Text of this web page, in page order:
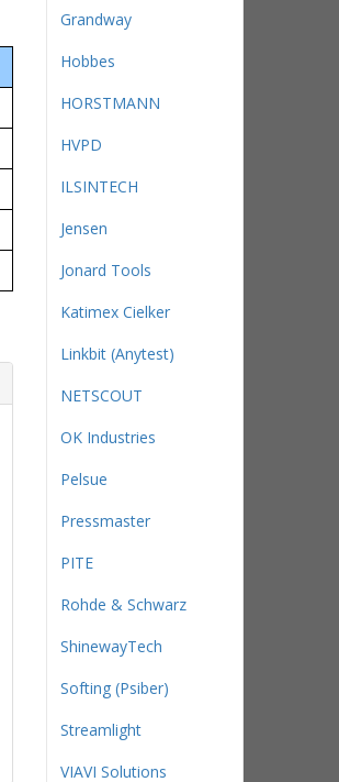
Greenlee 30562
чулок (84 см,
кН)
Grandway
Hobbes
HORSTMANN
HVPD
ILSINTECH
Jensen
Jonard Tools
Katimex Cielker
Linkbit (Anytest)
NETSCOUT
OK Industries
Pelsue
Pressmaster
PITE
Rohde & Schwarz
ShinewayTech
Softing (Psiber)
Streamlight
VIAVI Solutions